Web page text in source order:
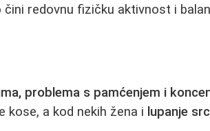
redovnu fizičku aktivnost i
problema s pamćenjem i
kose, a kod nekih žena i lupanje